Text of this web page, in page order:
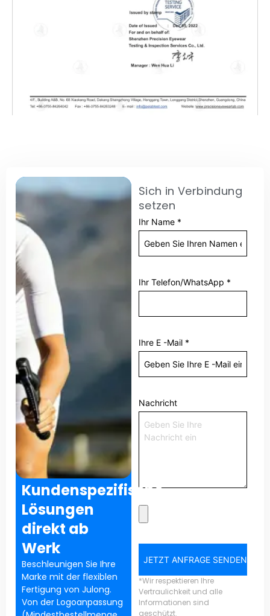
Sich in Verbindung
setzen
Ihr Name *
Ihr Telefon/WhatsApp *
Ihre E -Mail *
Nachricht
JETZT ANFRAGE SENDEN
*Wir respektieren Ihre
Vertraulichkeit und alle
Informationen sind
geschützt.
Kundenspezifische
Lösungen
direkt ab
Werk
Beschleunigen Sie Ihre
Marke mit der flexiblen
Fertigung von Julong.
Von der Logoanpassung